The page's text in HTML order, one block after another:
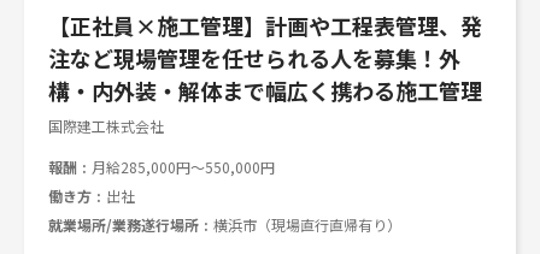
【正社員×施工管理】計画や工程表管理、発
注など現場管理を任せられる人を募集！外
構・内外装・解体まで幅広く携わる施工管理
国際建工株式会社
報酬
月給285,000円～550,000円
働き方
出社
就業場所/業務遂行場所
横浜市（現場直行直帰有り）